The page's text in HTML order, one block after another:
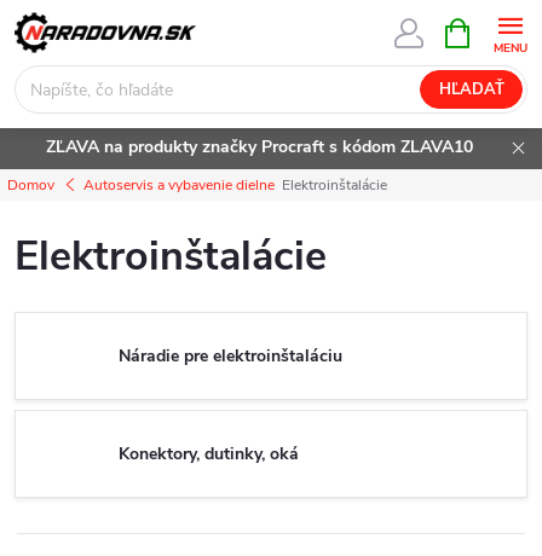
Prejsť
na
obsah
HĽADAŤ
KOŠÍK
ZĽAVA na produkty značky Procraft s kódom ZLAVA10
Domov Autoservis a vybavenie dielne Elektroinštalácie
Elektroinštalácie
Náradie pre elektroinštaláciu
Konektory, dutinky, oká